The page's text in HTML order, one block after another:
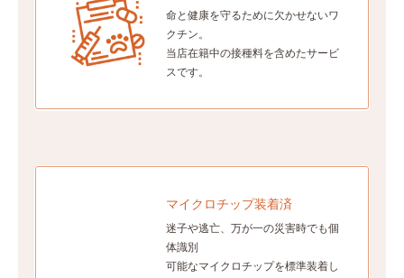
命と健康を守るために欠かせないワ
クチン。
当店在籍中の接種料を含めたサービ
スです。
マイクロチップ装着済
迷子や逃亡、万が一の災害時でも個
体識別
可能なマイクロチップを標準装着し